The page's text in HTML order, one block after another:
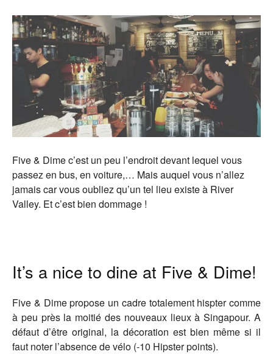
Five & Dime c’est un peu l’endroit devant lequel vous
passez en bus, en voiture,… Mais auquel vous n’allez
jamais car vous oubliez qu’un tel lieu existe à River
Valley. Et c’est bien dommage !
It’s a nice to dine at Five & Dime!
Five & Dime propose un cadre totalement hispter comme
à peu près la moitié des nouveaux lieux à Singapour. A
défaut d’être original, la décoration est bien même si il
faut noter l’absence de vélo (-10 Hipster points).